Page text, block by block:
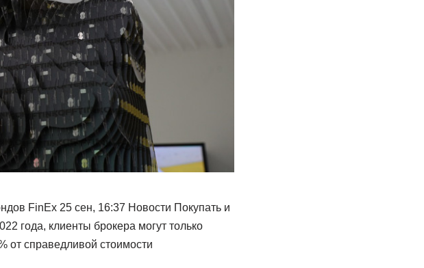
FinEx 25 сен, 16:37 Новости Покупать и
года, клиенты брокера могут только
от справедливой стоимости